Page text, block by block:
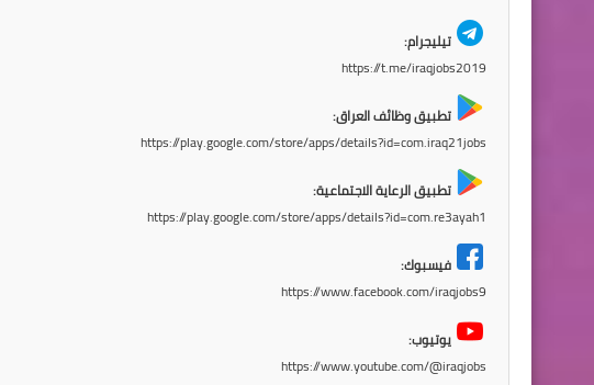
تيليجرام:
https://t.me/iraqjobs2019
تطبيق وظائف العراق:
https://play.google.com/store/apps/details?id=com.iraq21jobs
تطبيق الرعاية الاجتماعية:
https://play.google.com/store/apps/details?id=com.re3ayah1
فيسبوك:
https://www.facebook.com/iraqjobs9
يوتيوب:
https://www.youtube.com/@iraqjobs